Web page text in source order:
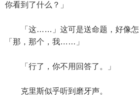
你看到了什么？」
「这……」这可是送命题，好像怎
「那，那个，我……」
「行了，你不用回答了。」
克里斯似乎听到磨牙声。